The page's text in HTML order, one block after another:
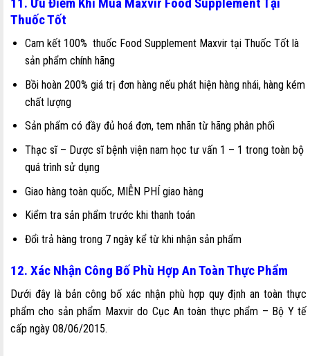
Thuốc Tốt
Cam kết 100% thuốc Food Supplement Maxvir tại Thuốc Tốt là
sản phẩm chính hãng
Bồi hoàn 200% giá trị đơn hàng nếu phát hiện hàng nhái, hàng kém
chất lượng
Sản phẩm có đầy đủ hoá đơn, tem nhãn từ hãng phân phối
Thạc sĩ – Dược sĩ bệnh viện nam học tư vấn 1 – 1 trong toàn bộ
quá trình sử dụng
Giao hàng toàn quốc, MIỄN PHÍ giao hàng
Kiểm tra sản phẩm trước khi thanh toán
Đổi trả hàng trong 7 ngày kể từ khi nhận sản phẩm
12. Xác Nhận Công Bố Phù Hợp An Toàn Thực Phẩm
Dưới đây là bản công bố xác nhận phù hợp quy định an toàn thực
phẩm cho sản phẩm Maxvir do Cục An toàn thực phẩm – Bộ Y tế
cấp ngày 08/06/2015.